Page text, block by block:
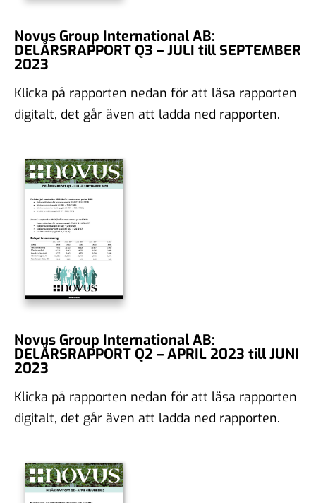
Novus Group International AB:
DELÅRSRAPPORT Q3 – JULI till SEPTEMBER
2023
Klicka på rapporten nedan för att läsa rapporten
digitalt, det går även att ladda ned rapporten.
Novus Group International AB:
DELÅRSRAPPORT Q2 – APRIL 2023 till JUNI
2023
Klicka på rapporten nedan för att läsa rapporten
digitalt, det går även att ladda ned rapporten.